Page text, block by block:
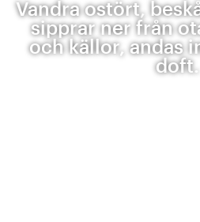
Vandra ostört,
sipprar ner från
och källor, andas
doft.